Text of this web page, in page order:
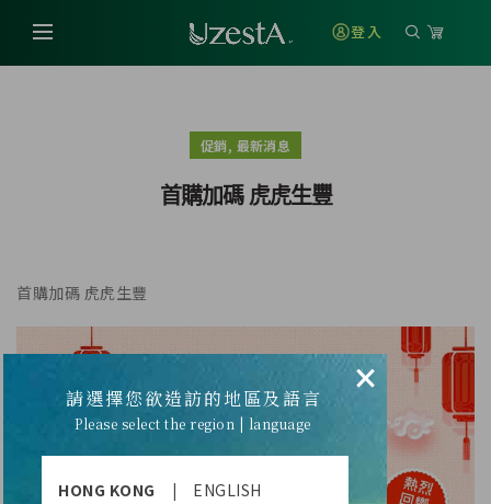
登入
促銷, 最新消息
首購加碼 虎虎生豐
首購加碼 虎虎生豐
×
請選擇您欲造訪的地區及語言
Please select the region | language
HONG KONG | ENGLISH